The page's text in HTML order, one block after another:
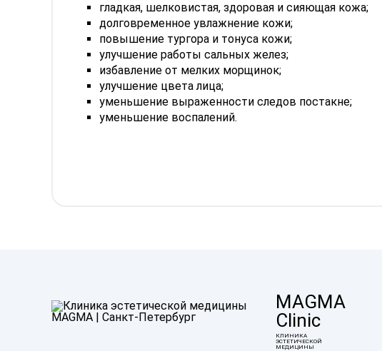
гладкая, шелковистая, здоровая и сияющая кожа;
долговременное увлажнение кожи;
повышение тургора и тонуса кожи;
улучшение работы сальных желез;
избавление от мелких морщинок;
улучшение цвета лица;
уменьшение выраженности следов постакне;
уменьшение воспалений.
MAGMA
Clinic
КЛИНИКА
ЭСТЕТИЧЕСКОЙ
МЕДИЦИНЫ